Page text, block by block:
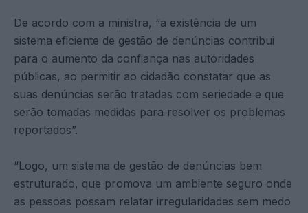
De acordo com a ministra, “a existência de um
sistema eficiente de gestão de denúncias contribui
para o aumento da confiança nas autoridades
públicas, ao permitir ao cidadão constatar que as
suas denúncias serão tratadas com seriedade e que
serão tomadas medidas para resolver os problemas
reportados”.
“Logo, um sistema de gestão de denúncias bem
estruturado, que promova um ambiente seguro onde
as pessoas possam relatar irregularidades sem medo